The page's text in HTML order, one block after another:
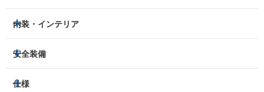
ヘッドライト
アルミホイール：-
サンルーフ/ガラスルーフ
内装・インテリア
3列シート
ベンチシート
パワーシート
安全装備
トラクションコントロール
仕様